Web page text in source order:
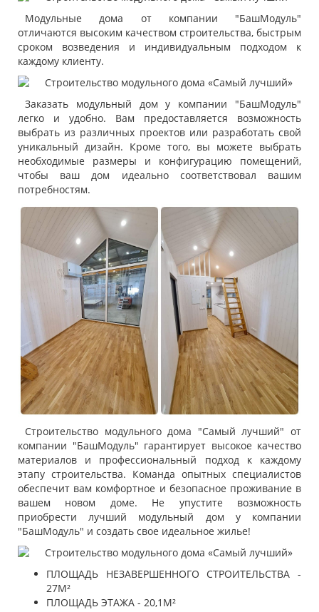
Модульные дома от компании "БашМодуль"
отличаются высоким качеством строительства, быстрым
сроком возведения и индивидуальным подходом к
каждому клиенту.
Заказать модульный дом у компании "БашМодуль"
легко и удобно. Вам предоставляется возможность
выбрать из различных проектов или разработать свой
уникальный дизайн. Кроме того, вы можете выбрать
необходимые размеры и конфигурацию помещений,
чтобы ваш дом идеально соответствовал вашим
потребностям.
Строительство модульного дома "Самый лучший" от
компании "БашМодуль" гарантирует высокое качество
материалов и профессиональный подход к каждому
этапу строительства. Команда опытных специалистов
обеспечит вам комфортное и безопасное проживание в
вашем новом доме. Не упустите возможность
приобрести лучший модульный дом у компании
"БашМодуль" и создать свое идеальное жилье!
ПЛОЩАДЬ НЕЗАВЕРШЕННОГО СТРОИТЕЛЬСТВА -
27М²
ПЛОЩАДЬ ЭТАЖА - 20,1М²